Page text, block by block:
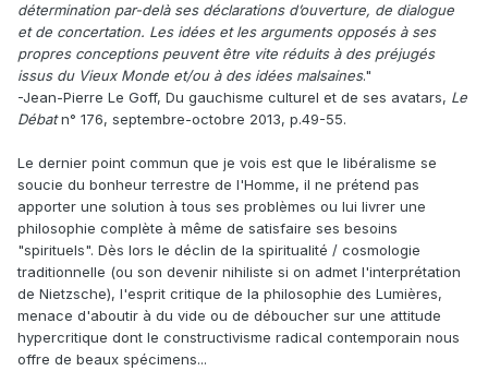
détermination par-delà ses déclarations d’ouverture, de dialogue
et de concertation. Les idées et les arguments opposés à ses
propres conceptions peuvent être vite réduits à des préjugés
issus du Vieux Monde et/ou à des idées malsaines."
-Jean-Pierre Le Goff, Du gauchisme culturel et de ses avatars, Le
Débatn° 176, septembre-octobre 2013, p.49-55.
Le dernier point commun que je vois est que le libéralisme se
soucie du bonheur terrestre de l'Homme, il ne prétend pas
apporter une solution à tous ses problèmes ou lui livrer une
philosophie complète à même de satisfaire ses besoins
"spirituels". Dès lors le déclin de la spiritualité / cosmologie
traditionnelle (ou son devenir nihiliste si on admet l'interprétation
de Nietzsche), l'esprit critique de la philosophie des Lumières,
menace d'aboutir à du vide ou de déboucher sur une attitude
hypercritique dont le constructivisme radical contemporain nous
offre de beaux spécimens...